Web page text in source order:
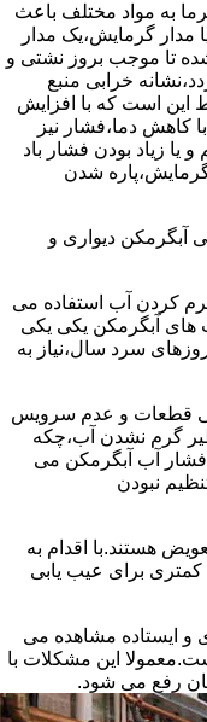
به مواد مختلف باعث
مدار گرمایش،یک مدار
تا موجب بروز نشتی و
خرابی منبع
این است که با افزایش
کاهش دما،فشار نیز
یا زیاد بودن فشار باد
گرمایش،پاره شدن
آبگرمکن دیواری و
کردن آب استفاده می
های آبگرمکن یکی یکی
سرد سال،نیاز به
قطعات و عدم سرویس
گرم نشدن آب،چکه
فشار آب آبگرمکن می
نبودن
هستند.با اقدام به
برای عیب یابی
و ایستاده مشاهده می
این مشکلات با
رفع می شود.